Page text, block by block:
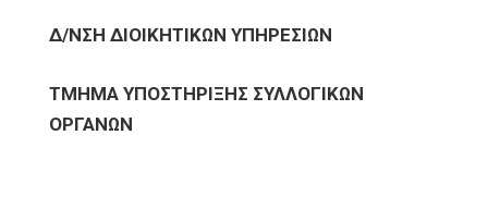
Δ/ΝΣΗ ΔΙΟΙΚΗΤΙΚΩΝ ΥΠΗΡΕΣΙΩΝ
ΤΜΗΜΑ ΥΠΟΣΤΗΡΙΞΗΣ ΣΥΛΛΟΓΙΚΩΝ
ΟΡΓΑΝΩΝ